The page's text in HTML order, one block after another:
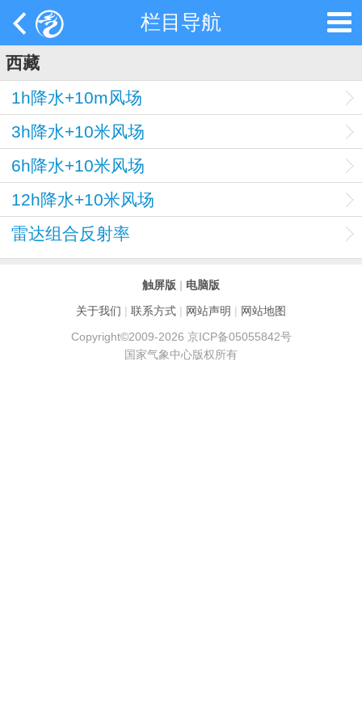
栏目导航
西藏
1h降水+10m风场
3h降水+10米风场
6h降水+10米风场
12h降水+10米风场
雷达组合反射率
触屏版 | 电脑版
关于我们 | 联系方式 | 网站声明 | 网站地图
Copyright©2009-2026 京ICP备05055842号
国家气象中心版权所有